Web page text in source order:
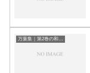
万葉集｜第2巻の和歌一覧